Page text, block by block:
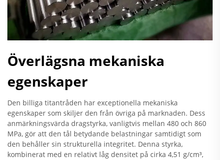
Överlägsna mekaniska
egenskaper
Den billiga titantråden har exceptionella mekaniska
egenskaper som skiljer den från övriga på marknaden. Dess
anmärkningsvärda dragstyrka, vanligtvis mellan 480 och 860
MPa, gör att den tål betydande belastningar samtidigt som
den behåller sin strukturella integritet. Denna styrka,
kombinerat med en relativt låg densitet på cirka 4,51 g/cm³,